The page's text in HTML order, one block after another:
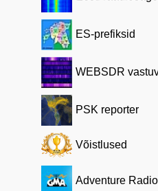
ES-prefiksid
WEBSDR
PSK reporter
Võistlused
Adventure